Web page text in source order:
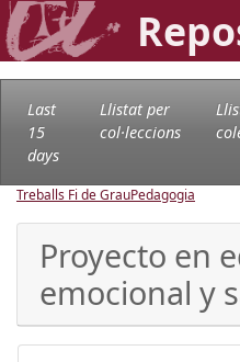
Last
15
days
Llistat per
col·leccions
Treballs Fi de GrauPedagogia
Proyecto en
emocional y